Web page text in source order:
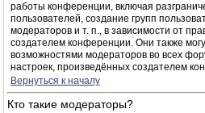
работы конференции, включая
пользователей, создание групп
модераторов и т. п., в зависимости от
создателем конференции. Они также
возможностями модераторов во всех
настроек, произведённых создателем
Вернуться к началу
Кто такие модераторы?